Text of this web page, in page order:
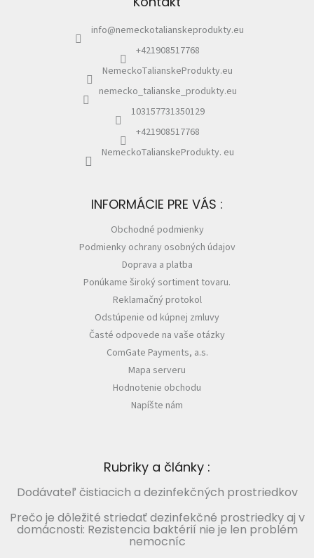
info@nemeckotalianskeprodukty.eu
+421908517768
NemeckoTalianskeProdukty.eu
nemecko_talianske_produkty.eu
103157731350129
+421908517768
NemeckoTalianskeProdukty. eu
INFORMÁCIE PRE VÁS :
Obchodné podmienky
Podmienky ochrany osobných údajov
Doprava a platba
Ponúkame široký sortiment tovaru.
Reklamačný protokol
Odstúpenie od kúpnej zmluvy
Časté odpovede na vaše otázky
ComGate Payments, a.s.
Mapa serveru
Hodnotenie obchodu
Napíšte nám
Rubriky a články :
Dodávateľ čistiacich a dezinfekčných prostriedkov
Prečo je dôležité striedať dezinfekčné prostriedky aj v
domácnosti: Rezistencia baktérií nie je len problém
nemocníc